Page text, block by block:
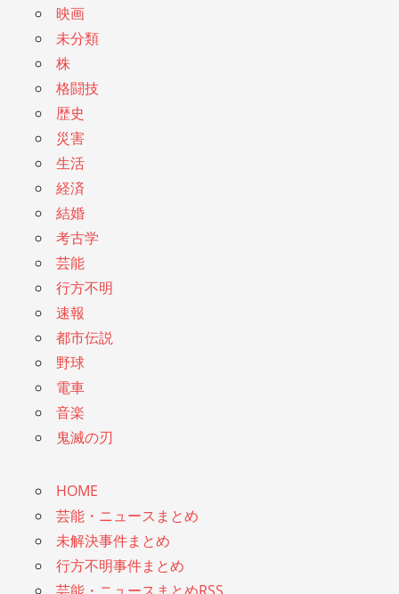
映画
未分類
株
格闘技
歴史
災害
生活
経済
結婚
考古学
芸能
行方不明
速報
都市伝説
野球
電車
音楽
鬼滅の刃
HOME
芸能・ニュースまとめ
未解決事件まとめ
行方不明事件まとめ